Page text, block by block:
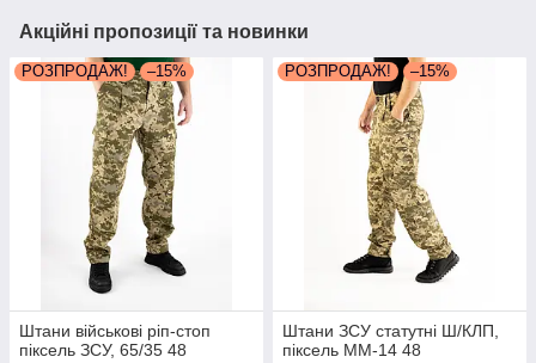
Акційні пропозиції та новинки
РОЗПРОДАЖ! –15%
Штани військові ріп-стоп
піксель ЗСУ, 65/35 48
РОЗПРОДАЖ! –15%
Штани ЗСУ статутні Ш/КЛП,
піксель ММ-14 48